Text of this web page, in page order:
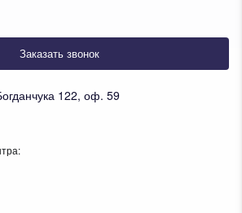
Заказать звонок
122, оф. 59